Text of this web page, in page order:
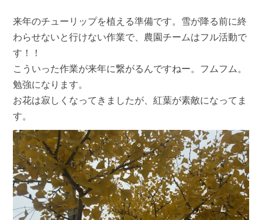
来年のチューリップを植える準備です。雪が降る前に終
わらせないと行けない作業で、農園チームはフル活動で
す！！
こういった作業が来年に繋がるんですねー。フムフム。
勉強になります。
お花は寂しくなってきましたが、紅葉が素敵になってま
す。